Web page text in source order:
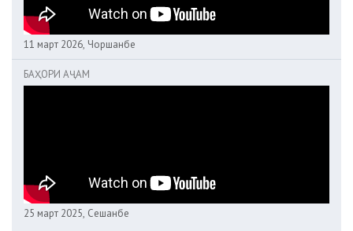
11 март 2026, Чоршанбе
БАҲОРИ АҶАМ
25 март 2025, Сешанбе